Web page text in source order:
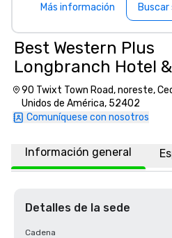
Más información Buscar
Best Western Plus
Longbranch Hotel &
Convention Center
90 Twixt Town Road, noreste,
Unidos de América, 52402
Comuníquese con nosotros
Información general
Detalles de la sede
Cadena